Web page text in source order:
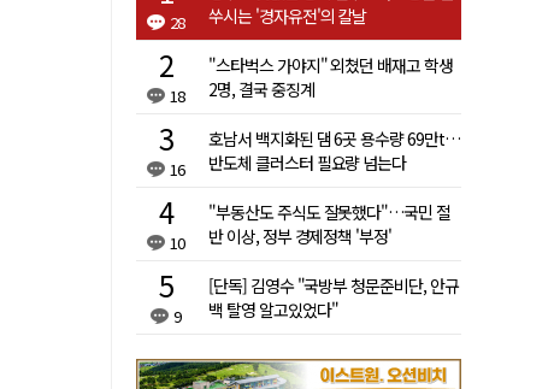
28
쑤시는 '경자유전'의 칼날
18
"스타벅스 가야지" 외쳤던 배재고 학생
2명, 결국 중징계
16
호남서 백지화된 댐 6곳 용수량 69만t…
반도체 클러스터 필요량 넘는다
10
"부동산도 주식도 잘못했다"…국민 절
반 이상, 정부 경제정책 '부정'
9
[단독] 김영수 "국방부 청문준비단, 안규
백 탈영 알고있었다"